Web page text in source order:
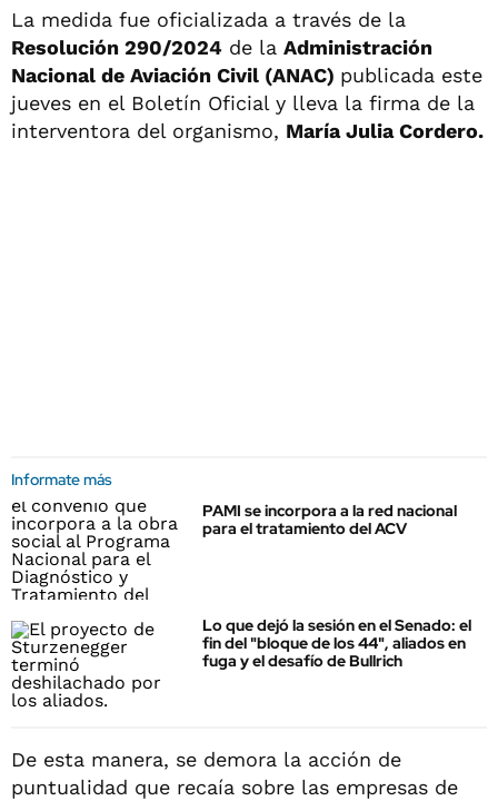
La medida fue oficializada a través de la
Resolución 290/2024 de la Administración
Nacional de Aviación Civil (ANAC) publicada este
jueves en el Boletín Oficial y lleva la firma de la
interventora del organismo, María Julia Cordero.
Informate más
PAMI se incorpora a la red nacional
para el tratamiento del ACV
Lo que dejó la sesión en el Senado: el
fin del "bloque de los 44", aliados en
fuga y el desafío de Bullrich
De esta manera, se demora la acción de
puntualidad que recaía sobre las empresas de